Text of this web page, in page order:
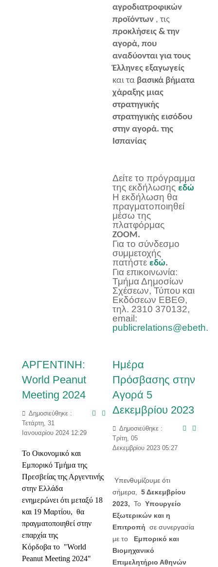
αγροδιατροφικών
προϊόντων , τις
προκλήσεις & την
αγορά, που
αναδύονται για τους
Έλληνες εξαγωγείς
και τα βασικά βήματα
χάραξης μιας
στρατηγικής
στρατηγικής εισόδου
στην αγορά.της
Ισπανίας
Δείτε το πρόγραμμα
της εκδήλωσηςεδώ
Η εκδήλωση θα
πραγματοποιηθεί
μέσω της
πλατφόρμας
ZOOM.
Για το σύνδεσμο
συμμετοχής
πατήστεεδώ.
Για επικοινωνία:
Τμήμα Δημοσίων
Σχέσεων, Τύπου και
Εκδόσεων ΕΒΕΘ,
τηλ. 2310 370132,
email:
publicrelations@ebeth.gr
ΑΡΓΕΝΤΙΝΗ:
World Peanut
Meeting 2024
Δημοσιεύθηκε :
Τετάρτη, 31
Ιανουαρίου 2024 12:29
Το Οικονομικό και
Εμπορικό Τμήμα της
Πρεσβείας της Αργεντινής
στην Ελλάδα
ενημερώνει ότι μεταξύ 18
και 19 Μαρτίου, θα
πραγματοποιηθεί στην
επαρχία της
Κόρδοβα το "World
Peanut Meeting 2024"
Ημέρα
Πρόσβασης στην
Αγορά 5
Δεκεμβρίου 2023
Δημοσιεύθηκε :
Τρίτη, 05
Δεκεμβρίου 2023 05:27
Υπενθυμίζουμε ότι
σήμερα,5 Δεκεμβρίου
2023,ΤοΥπουργείο
Εξωτερικών και η
Επιτροπήσε συνεργασία
με το
Εμπορικό και
Βιομηχανικό
Επιμελητήριο Αθηνών